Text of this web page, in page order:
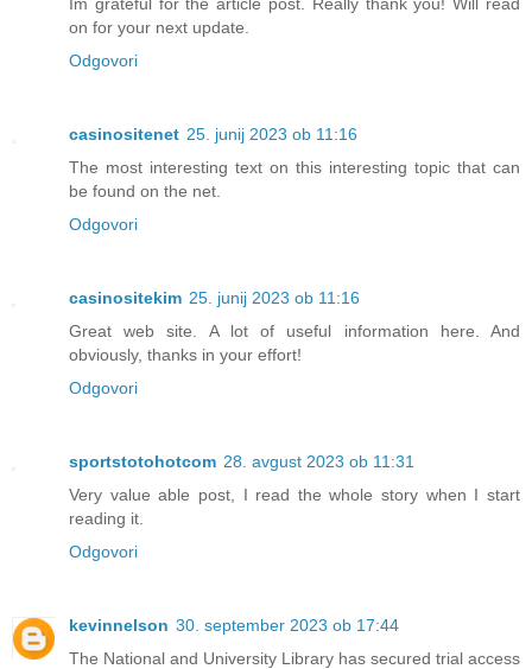
on for your next update.
Odgovori
casinositenet 25. junij 2023 ob 11:16
The most interesting text on this interesting topic that can
be found on the net.
Odgovori
casinositekim 25. junij 2023 ob 11:16
Great web site. A lot of useful information here. And
obviously, thanks in your effort!
Odgovori
sportstotohotcom 28. avgust 2023 ob 11:31
Very value able post, I read the whole story when I start
reading it.
Odgovori
kevinnelson 30. september 2023 ob 17:44
The National and University Library has secured trial access